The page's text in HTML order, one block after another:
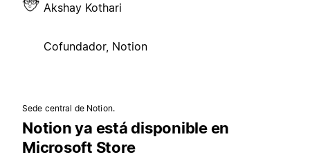
Akshay Kothari
Cofundador, Notion
Sede central de Notion.
Notion ya está disponible en
Microsoft Store